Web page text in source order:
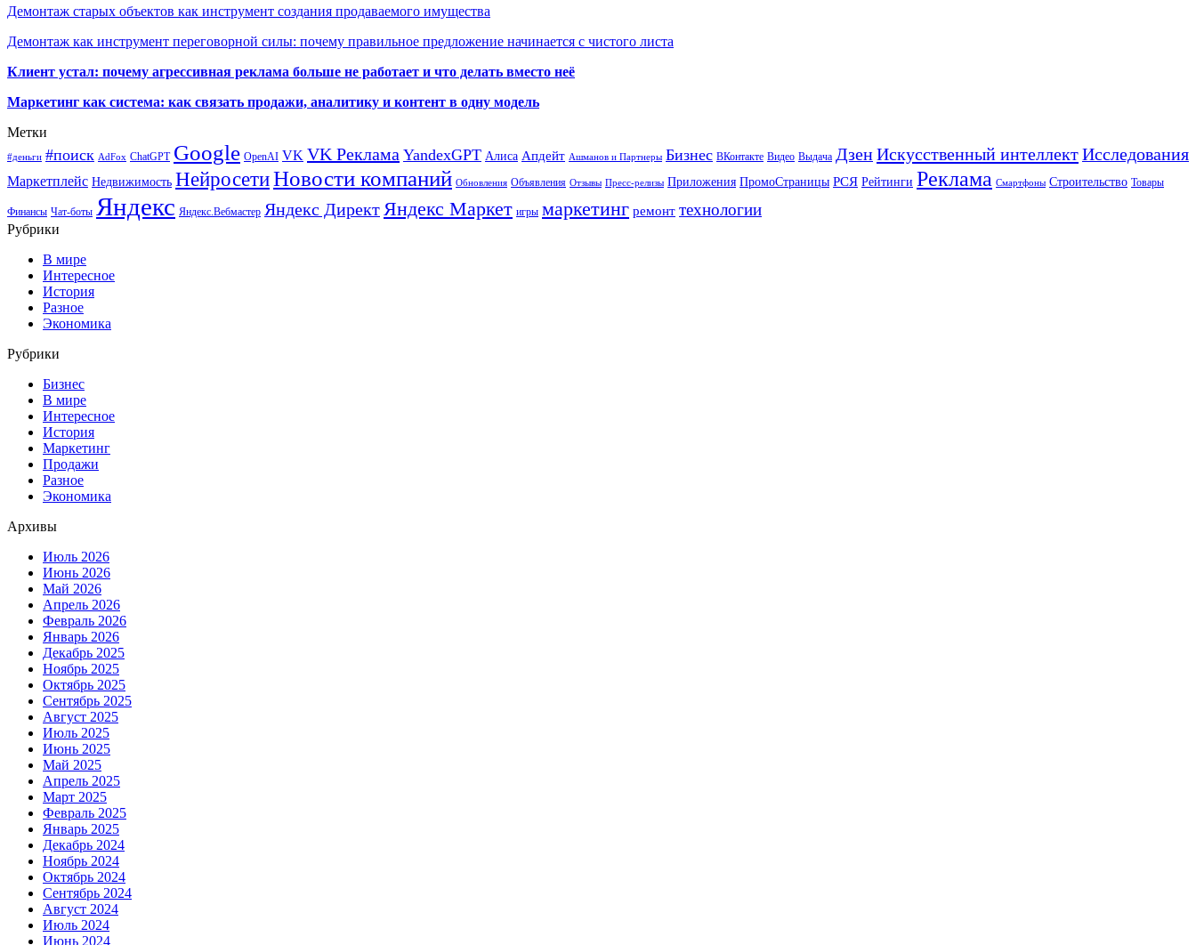
Демонтаж старых объектов как инструмент создания продаваемого имущества
Демонтаж как инструмент переговорной силы: почему правильное предложение начинается с чистого листа
Клиент устал: почему агрессивная реклама больше не работает и что делать вместо неё
Маркетинг как система: как связать продажи, аналитику и контент в одну модель
Метки
#деньги #поиск AdFox ChatGPT Google OpenAI VK VK Реклама YandexGPT Алиса Апдейт Ашманов и Партнеры Бизнес ВКонтакте Видео Выдача ДзенИскусственный интеллектИсследования
Маркетплейс Недвижимость НейросетиНовости компаний Обновления Объявления Отзывы Пресс-релизы Приложения ПромоСтраницы РСЯ Рейтинги Реклама Смартфоны Строительство Товары
Финансы Чат-боты Яндекс Яндекс.Вебмастер Яндекс Директ Яндекс Маркет игры маркетинг ремонт технологии
Рубрики
В мире
Интересное
История
Разное
Экономика
Рубрики
Бизнес
В мире
Интересное
История
Маркетинг
Продажи
Разное
Экономика
Архивы
Июль 2026
Июнь 2026
Май 2026
Апрель 2026
Февраль 2026
Январь 2026
Декабрь 2025
Ноябрь 2025
Октябрь 2025
Сентябрь 2025
Август 2025
Июль 2025
Июнь 2025
Май 2025
Апрель 2025
Март 2025
Февраль 2025
Январь 2025
Декабрь 2024
Ноябрь 2024
Октябрь 2024
Сентябрь 2024
Август 2024
Июль 2024
Июнь 2024